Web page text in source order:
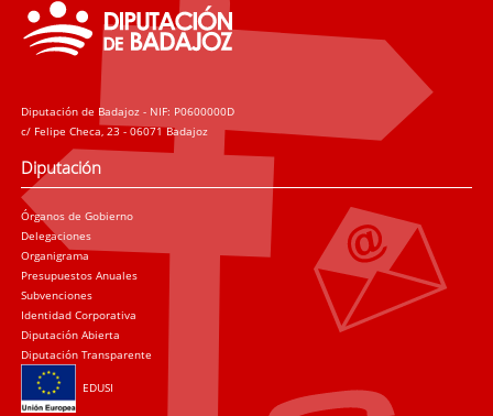
Diputación de Badajoz - NIF: P0600000D
c/ Felipe Checa, 23 - 06071 Badajoz
Diputación
Órganos de Gobierno
Delegaciones
Organigrama
Presupuestos Anuales
Subvenciones
Identidad Corporativa
Diputación Abierta
Diputación Transparente
EDUSI